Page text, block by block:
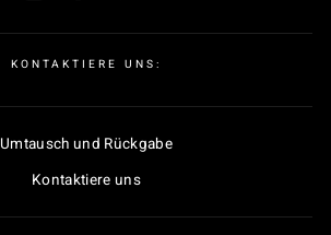
KONTAKTIERE UNS:
Umtausch und Rückgabe
Kontaktiere uns